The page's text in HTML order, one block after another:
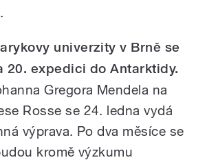
univerzity v Brně se
20. expedici do Antarktidy.
Gregora Mendela na
Rosse se 24. ledna vydá
výprava. Po dva měsíce se
kromě výzkumu